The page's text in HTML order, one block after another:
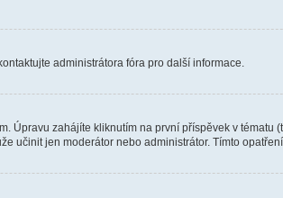
administrátora fóra pro další informace.
zahájíte kliknutím na první příspěvek v tématu
učinit jen moderátor nebo administrátor. Tímto